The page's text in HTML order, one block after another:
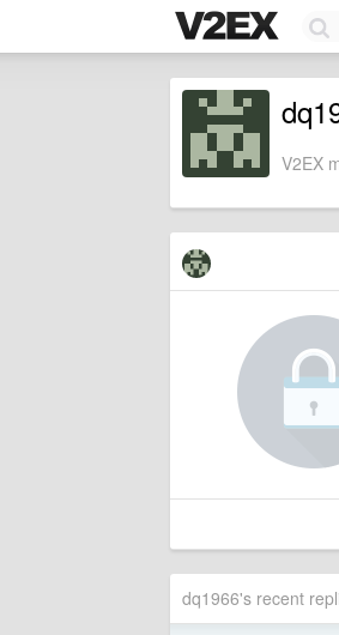
V2EX
dq1966's recent